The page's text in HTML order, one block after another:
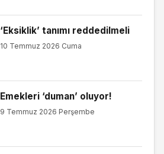
‘Eksiklik’ tanımı reddedilmeli
10 Temmuz 2026 Cuma
Emekleri ‘duman’ oluyor!
9 Temmuz 2026 Perşembe